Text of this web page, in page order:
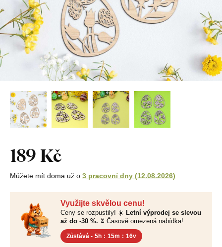
Využijte skvělou cenu!
Ceny se rozpustily! ☀️ Letní výprodej se slevou
až do -30 %. ⏳ Časově omezená nabídka!
Zůstává - 5h : 15m : 15v
189 Kč
Můžete mít doma už o 3 pracovní dny (12.08.2026)